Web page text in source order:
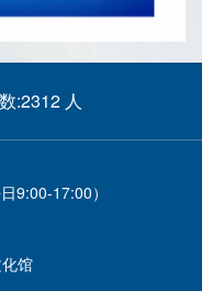
:2312 人
9:00-17:00）
馆